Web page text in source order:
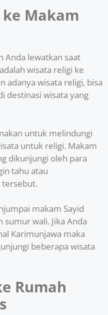
Makam
Anda lewatkan saat
wisata religi ke
adanya wisata religi, bisa
destinasi wisata yang
untuk melindungi
untuk religi. Makam
dikunjungi oleh para
tahu atau
tersebut.
makam Sayid
sumur wali. Jika Anda
Karimunjawa maka
beberapa wisata
Rumah